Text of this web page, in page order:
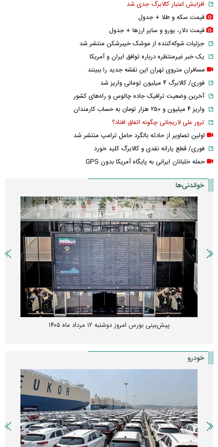
افزایش اعتبار کالابرگ جدی شد
قیمت سکه و طلا + جدول
قیمت دلار، یورو و سایر ارز‌ها + جدول
جزئیات شوکه‌کننده از موشک خیبرشکن منتشر شد
یک خبر غیرمنتظره درباره توافق ایران و آمریکا
مسافران متروی تهران این نقشه جدید را ببینند
فوری/ کالابرگ ۴ میلیون تومانی واریز شد
آخرین وضعیت ترافیک جاده چالوس و راه‌های کشور
واریز ۴ میلیون و ۲۵۰ هزار تومان به حساب کارمندان
ترور علی لاریجانی چگونه اتفاق افتاد؟
اولین تصاویر از حادثه بالگرد حامل ترامپ منتشر شد
فوری/ قطع یارانه نقدی و کالابرگ کلید خورد
حمله خلبانان ایرانی به پایگاه آمریکا بدون GPS
خواندنی‌ها
پیش‌بینی بورس امروز دوشنبه ۱۲ مرداد ماه ۱۴۰۵
خودرو